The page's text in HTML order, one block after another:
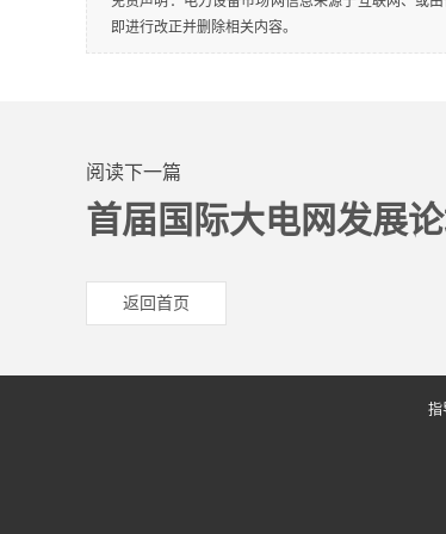
即进行改正并删除相关内容。
阅读下一篇
首届国际大电网发展
返回首页
指